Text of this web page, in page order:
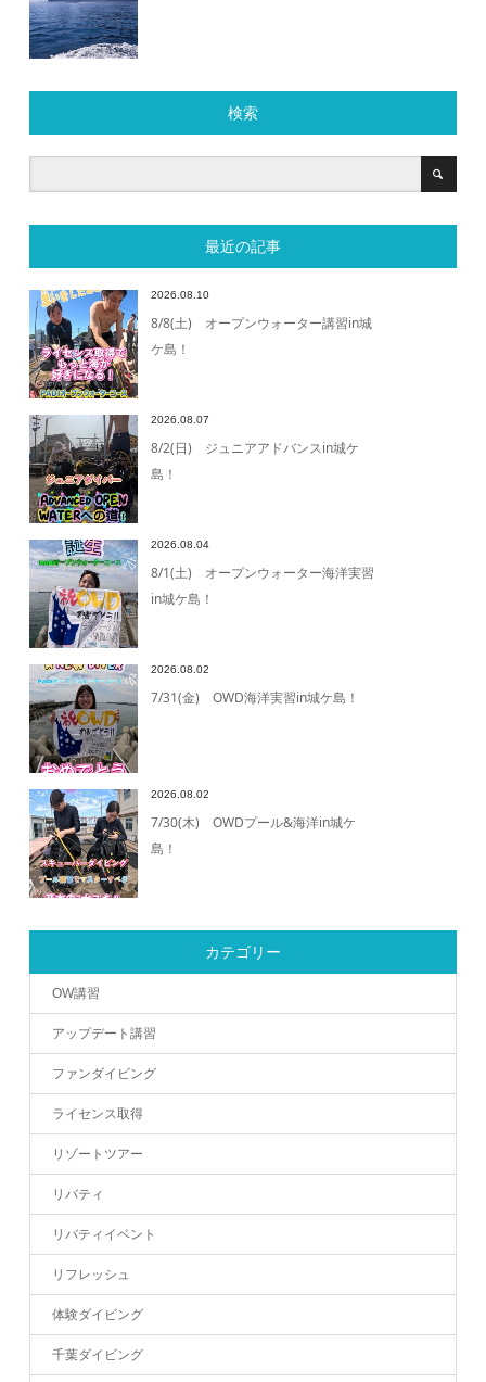
検索
最近の記事
2026.08.10
8/8(土) オープンウォーター講習in城
ケ島！
2026.08.07
8/2(日) ジュニアアドバンスin城ケ
島！
2026.08.04
8/1(土) オープンウォーター海洋実習
in城ケ島！
2026.08.02
7/31(金) OWD海洋実習in城ケ島！
2026.08.02
7/30(木) OWDプール&海洋in城ケ
島！
カテゴリー
OW講習
アップデート講習
ファンダイビング
ライセンス取得
リゾートツアー
リバティ
リバティイベント
リフレッシュ
体験ダイビング
千葉ダイビング